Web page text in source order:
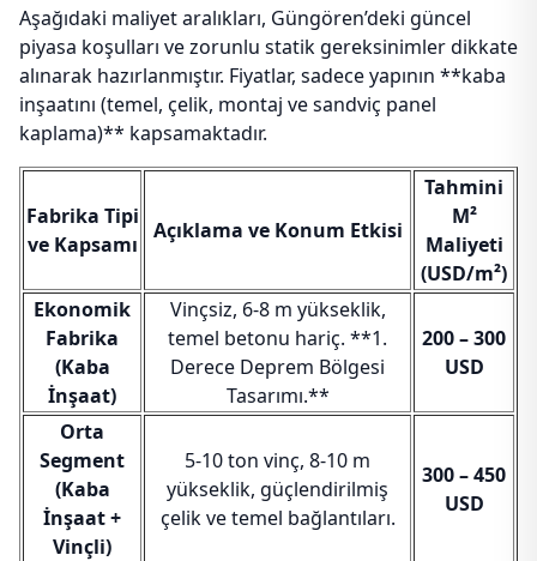
Aşağıdaki maliyet aralıkları, Güngören’deki güncel
piyasa koşulları ve zorunlu statik gereksinimler dikkate
alınarak hazırlanmıştır. Fiyatlar, sadece yapının **kaba
inşaatını (temel, çelik, montaj ve sandviç panel
kaplama)** kapsamaktadır.
Fabrika Tipi
ve Kapsamı
Açıklama ve Konum Etkisi
Tahmini
M²
Maliyeti
(USD/m²)
Ekonomik
Fabrika
(Kaba
İnşaat)
Vinçsiz, 6-8 m yükseklik,
temel betonu hariç. **1.
Derece Deprem Bölgesi
Tasarımı.**
200 – 300
USD
Orta
Segment
(Kaba
İnşaat +
Vinçli)
5-10 ton vinç, 8-10 m
yükseklik, güçlendirilmiş
çelik ve temel bağlantıları.
300 – 450
USD